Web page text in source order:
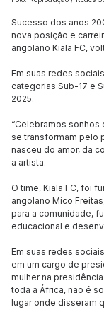
Sucesso dos anos
nova posição e
angolano Kiala FC,
Em suas redes
categorias Sub-17 e
2025.
“Celebramos sonhos
se transformam pelo
nasceu do amor, da
a artista.
O time, Kiala FC, foi
angolano Mico
para a comunidade,
educacional e
Em suas redes
em um cargo de
mulher na
toda a África, não é
lugar onde disseram